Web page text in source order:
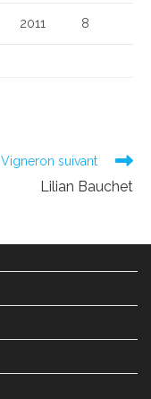
2011 8
Vigneron suivant
Lilian Bauchet